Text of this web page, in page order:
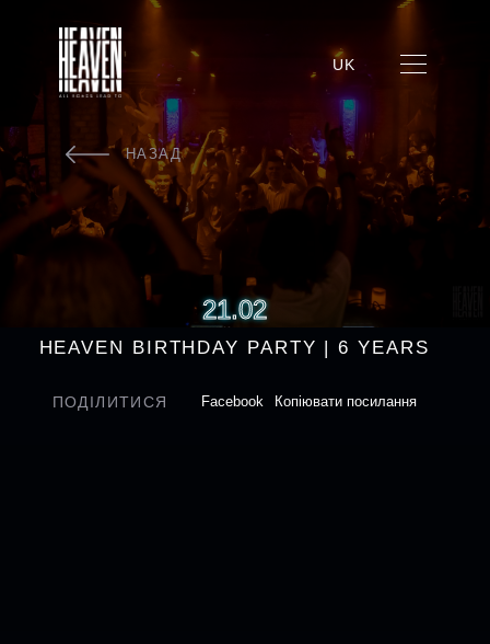
UK
НАЗАД
21.02
HEAVEN BIRTHDAY PARTY | 6 YEARS
ПОДІЛИТИСЯ Facebook Копіювати посилання